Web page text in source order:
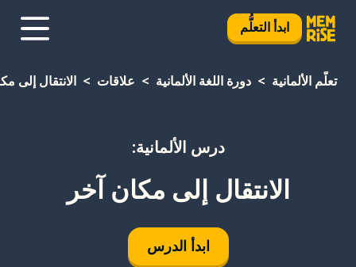
ابدأ التعلُّم
تعلَّم الألمانية دورة اللغة الألمانية علاقات الانتقال إلى
درس الألمانية:
الانتقال إلى مكان آخر
ابدأ الدرس